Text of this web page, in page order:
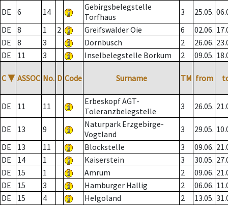
DE
6 14
Gebirgsbelegstelle
Torfhaus
3 25.05.
DE
8 1 2 Greifswalder Oie 6 02.06.
DE
8 3 Dornbusch 2 26.06.
DE
11 3 Inselbelegstelle Borkum 2 09.05.
C ▼ ASSOC No. D Code Surname TM from
DE 11 11
Erbeskopf AGT-
Toleranzbelegstelle
3 26.05.
DE 13 9
Naturpark Erzgebirge-
Vogtland
3 29.05.
DE
13 11 Blockstelle 3 09.06.
DE
14 1 Kaiserstein 3 30.05.
DE
15 1 Amrum 2 09.06.
DE
15 3 Hamburger Hallig 2 06.06.
DE
15 4 Helgoland 2 13.05.